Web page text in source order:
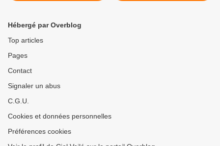
Hébergé par Overblog
Top articles
Pages
Contact
Signaler un abus
C.G.U.
Cookies et données personnelles
Préférences cookies